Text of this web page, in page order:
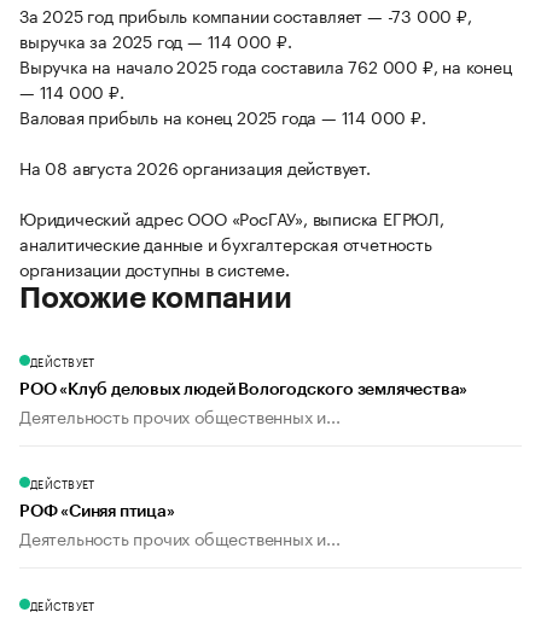
За 2025 год прибыль компании составляет — -73 000 ₽,
выручка за 2025 год — 114 000 ₽.
Выручка на начало 2025 года составила 762 000 ₽, на конец
— 114 000 ₽.
Валовая прибыль на конец 2025 года — 114 000 ₽.
На 08 августа 2026 организация действует.
Юридический адрес ООО «РосГАУ», выписка ЕГРЮЛ,
аналитические данные и бухгалтерская отчетность
организации доступны в системе.
Похожие компании
ДЕЙСТВУЕТ
РОО «Клуб деловых людей Вологодского землячества»
Деятельность прочих общественных и...
ДЕЙСТВУЕТ
РОФ «Синяя птица»
Деятельность прочих общественных и...
ДЕЙСТВУЕТ